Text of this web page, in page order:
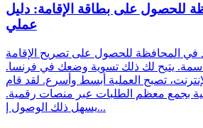
للحصول على بطاقة الإقامة: دليل
عملي
المحافظة للحصول على تصريح الإقامة
يتيح لك ذلك تسوية وضعك في فرنسا.
تصبح العملية أبسط وأسرع. لقد قام
بجمع معظم الطلبات عبر منصات رقمية.
يسهل ذلك الوصول إ...